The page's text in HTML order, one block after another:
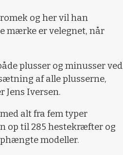
og her vil han
mærke er velegnet, når
plusser og minusser ved
af alle plusserne,
Jens Iversen.
alt fra fem typer
op til 285 hestekræfter og
modeller.